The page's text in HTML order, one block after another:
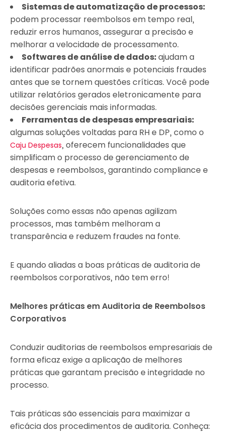
Sistemas de automatização de processos:
podem processar reembolsos em tempo real,
reduzir erros humanos, assegurar a precisão e
melhorar a velocidade de processamento.
Softwares de análise de dados:ajudam a
identificar padrões anormais e potenciais fraudes
antes que se tornem questões críticas. Você pode
utilizar relatórios gerados eletronicamente para
decisões gerenciais mais informadas.
Ferramentas de despesas empresariais:
algumas soluções voltadas para RH e DP, como o
Caju Despesas, oferecem funcionalidades que
simplificam o processo de gerenciamento de
despesas e reembolsos, garantindo compliance e
auditoria efetiva.
Soluções como essas não apenas agilizam
processos, mas também melhoram a
transparência e reduzem fraudes na fonte.
E quando aliadas a boas práticas de auditoria de
reembolsos corporativos, não tem erro!
Melhores práticas em Auditoria de Reembolsos
Corporativos
Conduzir auditorias de reembolsos empresariais de
forma eficaz exige a aplicação de melhores
práticas que garantam precisão e integridade no
processo.
Tais práticas são essenciais para maximizar a
eficácia dos procedimentos de auditoria. Conheça: